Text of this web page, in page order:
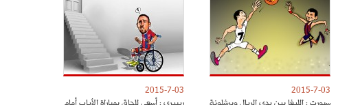
2015-7-03
سبورت : الليغا بين يدي الريال وبرشلونة
2015-7-03
ريبيري : أسعى للحاق بمباراة الأياب أمام